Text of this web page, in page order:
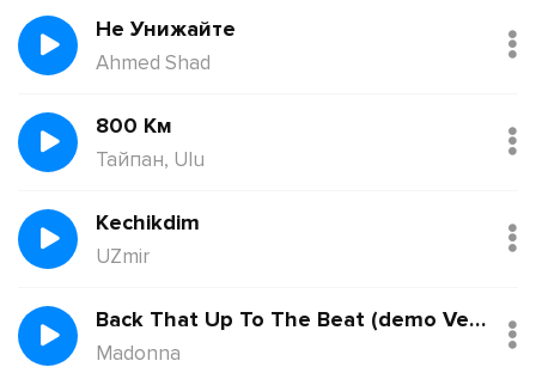
Не Унижайте
Ahmed Shad
800 Км
Тайпан, Ulu
Kechikdim
UZmir
Back That Up To The Beat (demo Version)
Madonna